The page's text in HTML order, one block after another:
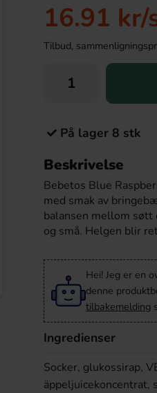
Bridge Original 115g
36.90 kr
16.91 kr/
Tilbud,
På lager 8 stk
Beskrivelse
Bebetos Blue
med smak av
balansen mellom søtt
og små. Helgen blir
Hei! Jeg er en
denne
tilbakemelding
Ingredienser
Socker, glukossirap,
äppeljuicekoncentrat,